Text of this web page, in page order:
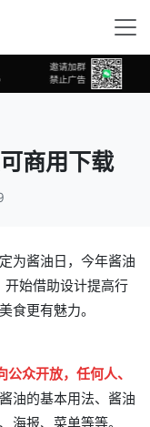
商用下载
为酱油日，今年酱油
开始借助设计提高行
食更有魅力。
公众开放，任何人、
油的基本用法、酱油
海报、菜单等等。